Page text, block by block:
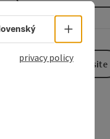
To the website
Select
privacy policy